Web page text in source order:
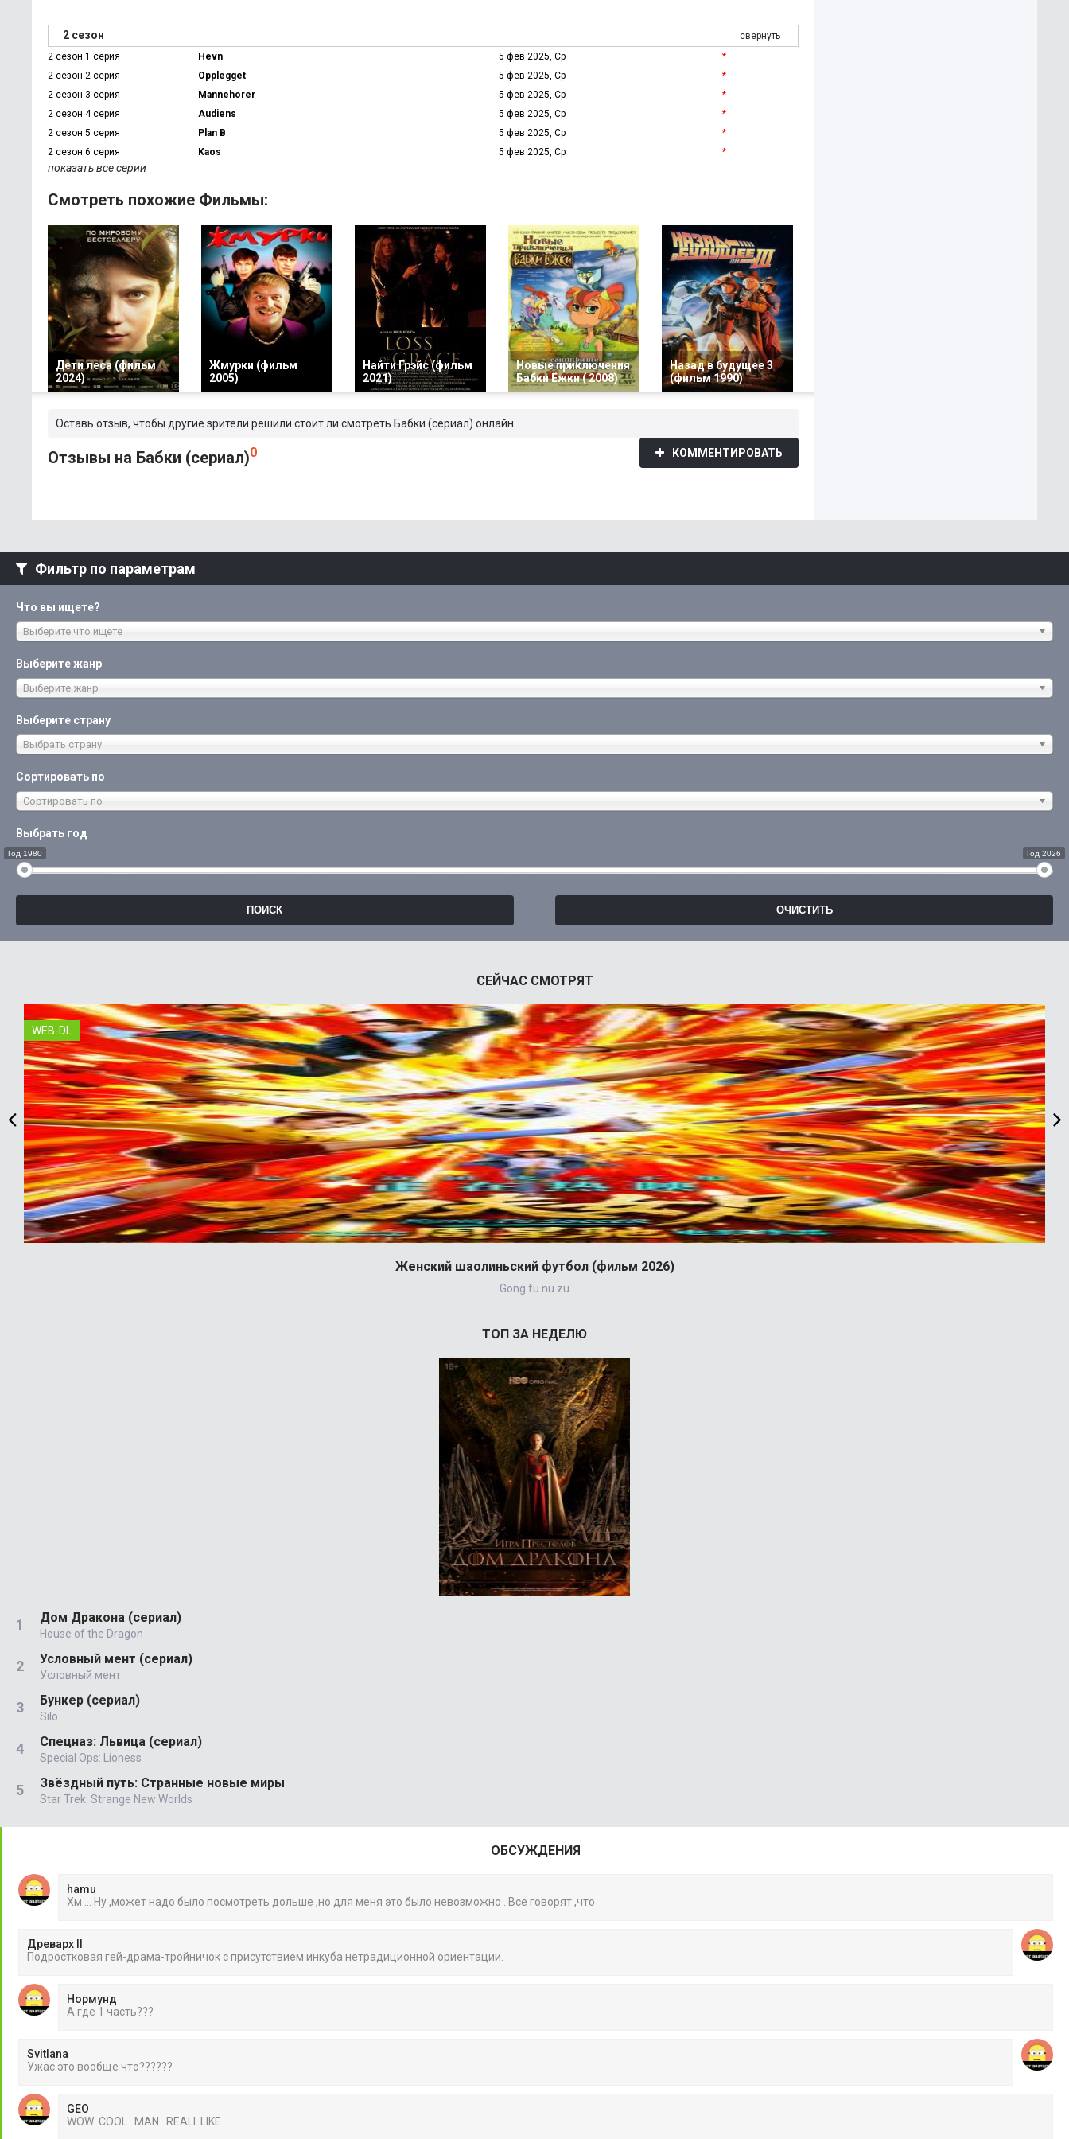
2 сезон
свернуть
2 сезон 1 серия
Hevn 5 фев 2025, Ср
*
2 сезон 2 серия
Opplegget 5 фев 2025, Ср
*
2 сезон 3 серия
Mannehorer 5 фев 2025, Ср
*
2 сезон 4 серия
Audiens 5 фев 2025, Ср
*
2 сезон 5 серия
Plan B 5 фев 2025, Ср
*
2 сезон 6 серия
Kaos 5 фев 2025, Ср *
показать все серии
Смотреть похожие Фильмы:
Дети леса (фильм
2024)
Жмурки (фильм
2005)
Найти Грэйс (фильм
2021)
Новые приключения
Бабки Ёжки ( 2008)
Назад в будущее 3
(фильм 1990)
Оставь отзыв, чтобы другие зрители решили стоит ли смотреть Бабки (сериал) онлайн.
Отзывы на Бабки (сериал)0 КОММЕНТИРОВАТЬ
Фильтр по параметрам
Что вы ищете?
Выберите что ищете
Выберите жанр
Выберите жанр
Выберите страну
Выбрать страну
Сортировать по
Сортировать по
Выбрать год
Год 1980 Год 2026
СЕЙЧАС СМОТРЯТ
WEB-DL
Женский шаолиньский футбол (фильм 2026)
Gong fu nu zu
ТОП ЗА НЕДЕЛЮ
Дом Дракона (сериал)
House of the Dragon
Условный мент (сериал)
Условный мент
Бункер (сериал)
Silo
Спецназ: Львица (сериал)
Special Ops: Lioness
Звёздный путь: Странные новые миры
Star Trek: Strange New Worlds
ОБСУЖДЕНИЯ
hamu
Хм ... Ну ,может надо было посмотреть дольше ,но для меня это было невозможно . Все говорят ,что
Древарх II
Подростковая гей-драма-тройничок с присутствием инкуба нетрадиционной ориентации.
Нормунд
А где 1 часть???
Svitlana
Ужас.это вообще что??????
GEO
WOW COOL MAN REALI LIKE